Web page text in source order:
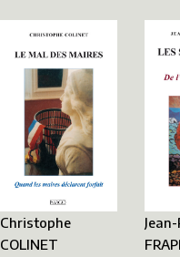
Christophe
COLINET